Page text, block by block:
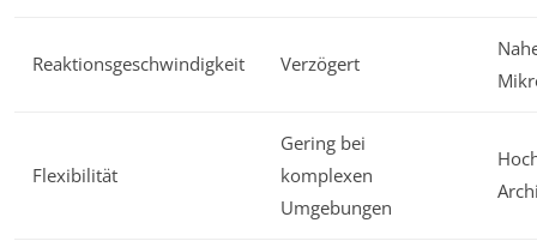
Reaktionsgeschwindigkeit Verzögert
Flexibilität
Gering bei
komplexen
Umgebungen